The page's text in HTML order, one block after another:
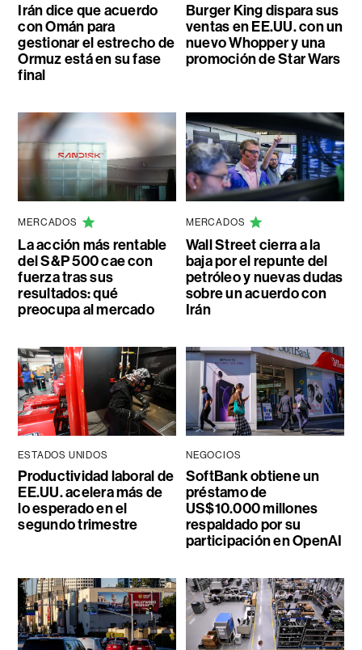
Irán dice que acuerdo
con Omán para
gestionar el estrecho de
Ormuz está en su fase
final
Burger King dispara sus
ventas en EE.UU. con un
nuevo Whopper y una
promoción de Star Wars
MERCADOS
La acción más rentable
del S&P 500 cae con
fuerza tras sus
resultados: qué
preocupa al mercado
MERCADOS
Wall Street cierra a la
baja por el repunte del
petróleo y nuevas dudas
sobre un acuerdo con
Irán
ESTADOS UNIDOS
Productividad laboral de
EE.UU. acelera más de
lo esperado en el
segundo trimestre
NEGOCIOS
SoftBank obtiene un
préstamo de
US$10.000 millones
respaldado por su
participación en OpenAI